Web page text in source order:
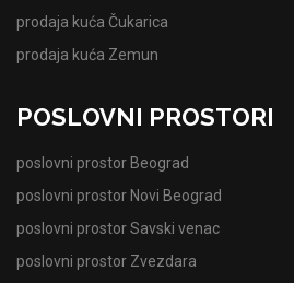
prodaja kuća Čukarica
prodaja kuća Zemun
POSLOVNI PROSTORI
poslovni prostor Beograd
poslovni prostor Novi Beograd
poslovni prostor Savski venac
poslovni prostor Zvezdara